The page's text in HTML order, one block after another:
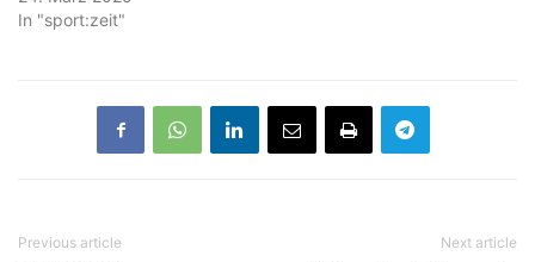
In "sport:zeit"
Previous article Next article